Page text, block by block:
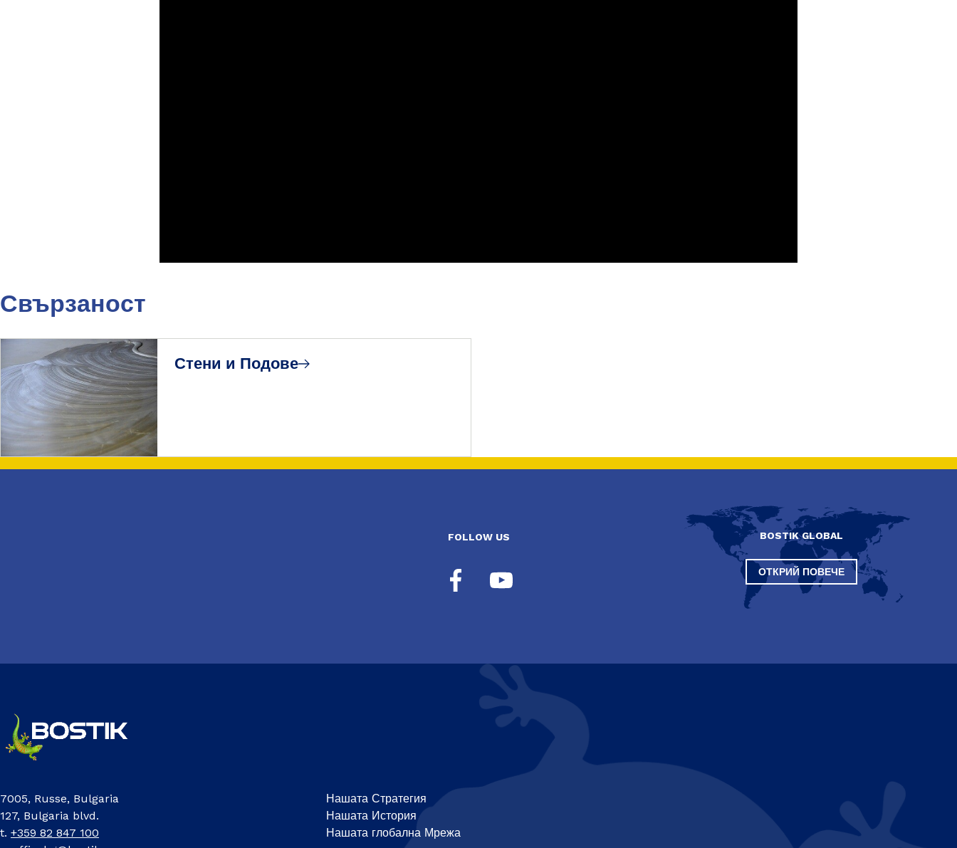
Свързаност
Стени и Подове
FOLLOW US BOSTIK GLOBAL
ОТКРИЙ ПОВЕЧЕ
7005, Russe, Bulgaria
127, Bulgaria blvd.
t. +359 82 847 100
Нашата Стратегия
Нашата История
Нашата глобална Мрежа